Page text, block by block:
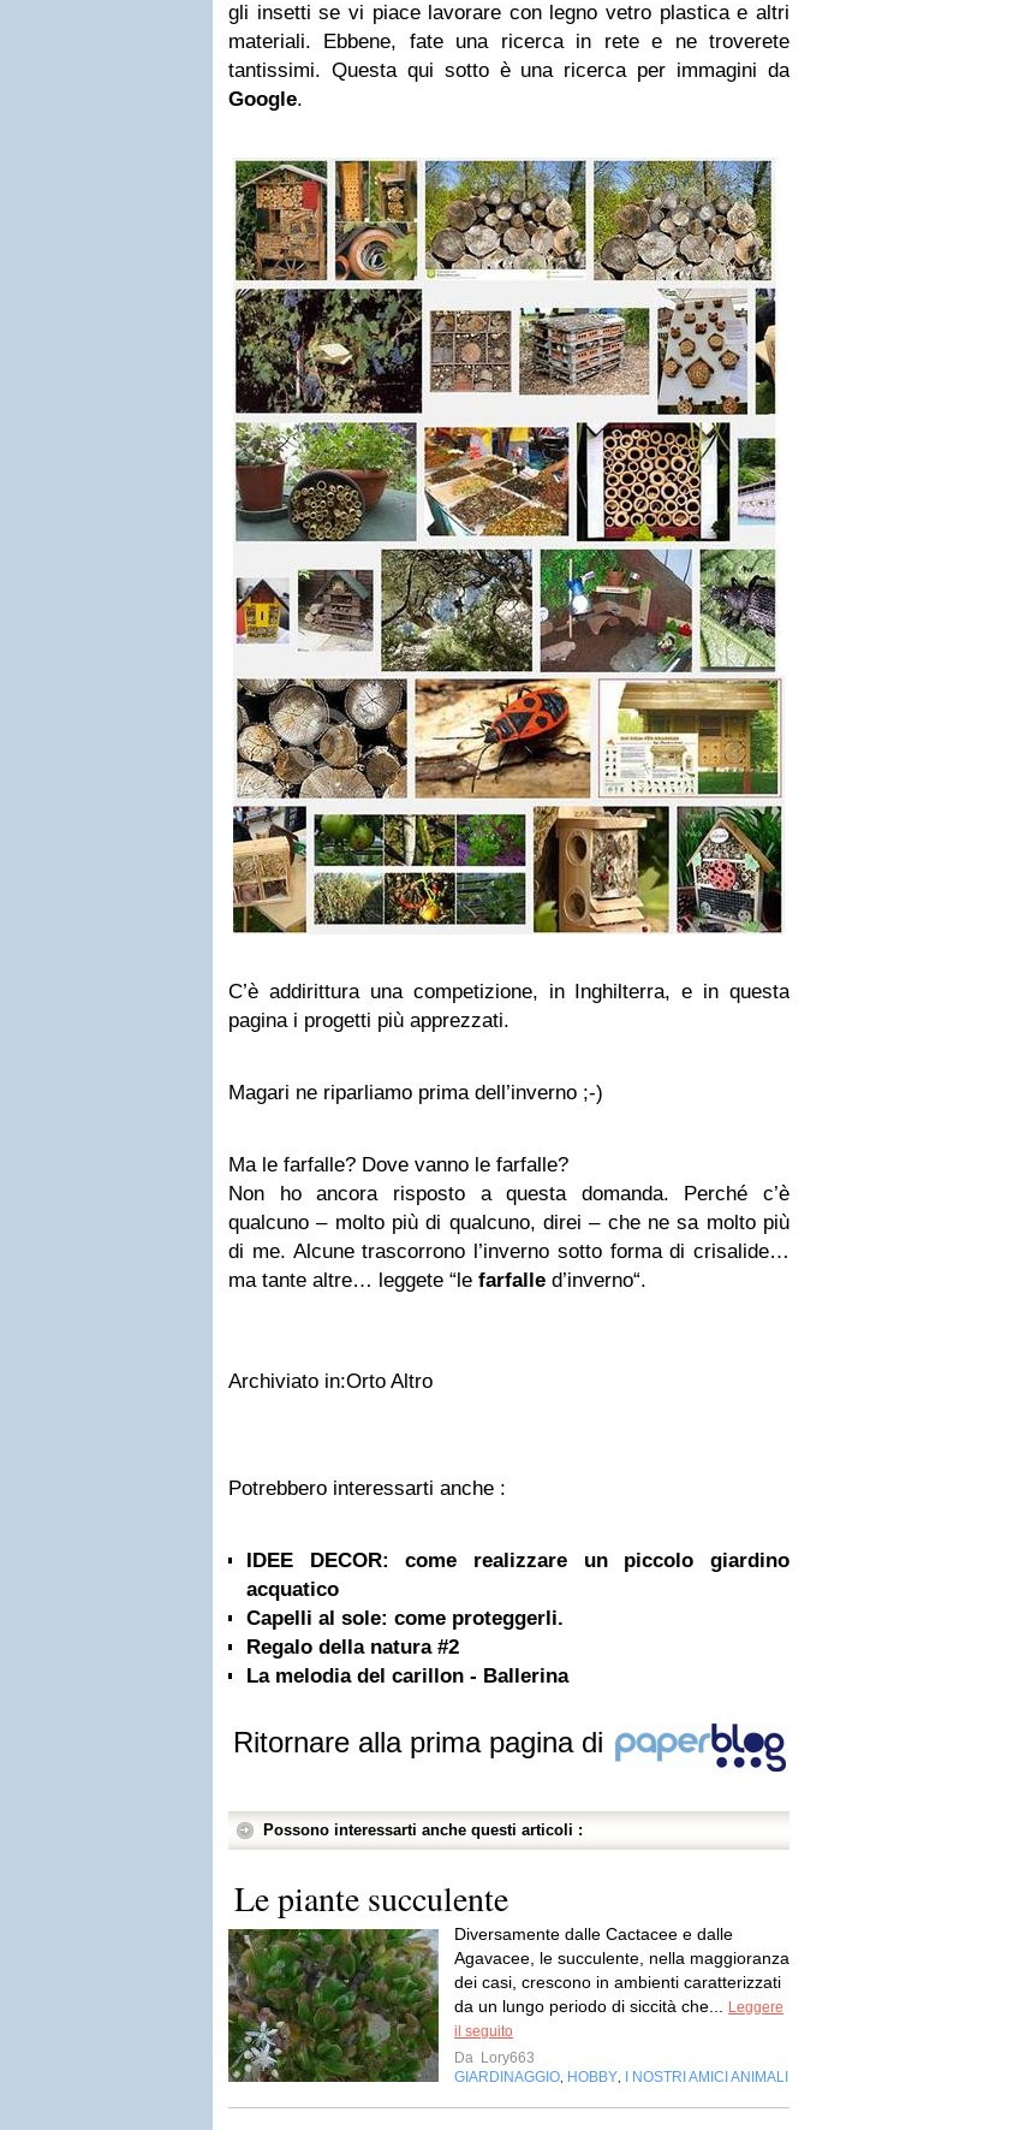
gli insetti se vi piace lavorare con legno vetro plastica e altri
materiali. Ebbene, fate una ricerca in rete e ne troverete
tantissimi. Questa qui sotto è una ricerca per immagini da
Google.
C’è addirittura una competizione, in Inghilterra, e in questa
pagina i progetti più apprezzati.
Magari ne riparliamo prima dell’inverno ;-)
Ma le farfalle? Dove vanno le farfalle?
Non ho ancora risposto a questa domanda. Perché c’è
qualcuno – molto più di qualcuno, direi – che ne sa molto più
di me. Alcune trascorrono l’inverno sotto forma di crisalide…
ma tante altre… leggete “le farfalle d’inverno“.
Archiviato in:Orto Altro
Potrebbero interessarti anche :
IDEE DECOR: come realizzare un piccolo giardino
acquatico
Capelli al sole: come proteggerli.
Regalo della natura #2
La melodia del carillon - Ballerina
Ritornare alla prima pagina di
Possono interessarti anche questi articoli :
Le piante succulente
Diversamente dalle Cactacee e dalle
Agavacee, le succulente, nella maggioranza
dei casi, crescono in ambienti caratterizzati
da un lungo periodo di siccità che...
Leggere
il seguito
Da Lory663
GIARDINAGGIO HOBBY I NOSTRI AMICI ANIMALI